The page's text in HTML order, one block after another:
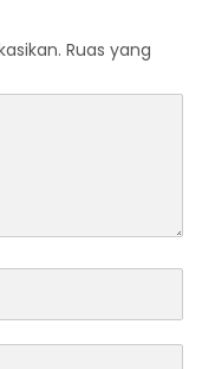
Ruas yang